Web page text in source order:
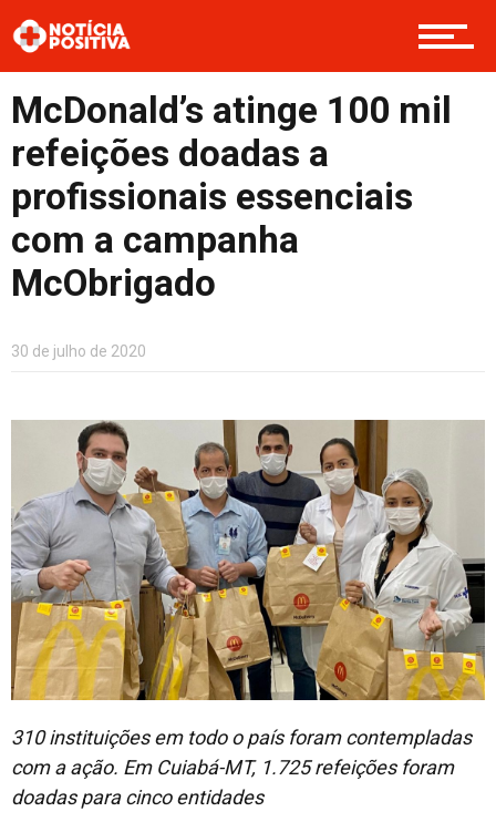
Opinião
Cultura
McDonald’s atinge 100 mil
refeições doadas a
profissionais essenciais
com a campanha
McObrigado
30 de julho de 2020
310 instituições em todo o país foram contempladas
com a ação. Em Cuiabá-MT, 1.725 refeições foram
doadas para cinco entidades